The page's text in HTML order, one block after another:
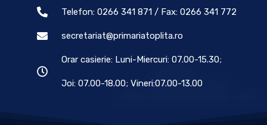
Telefon: 0266 341 871 / Fax: 0266 341 772
secretariat@primariatoplita.ro
Orar casierie: Luni-Miercuri: 07.00-15.30;
Joi: 07.00-18.00; Vineri:07.00-13.00